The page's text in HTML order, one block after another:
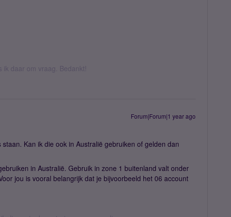
daar om vraag. Bedankt!
Forum|Forum|1 year ago
Kan ik die ook in Australië gebruiken of gelden dan
in Australië. Gebruik in zone 1 buitenland valt onder
jou is vooral belangrijk dat je bijvoorbeeld het 06 account